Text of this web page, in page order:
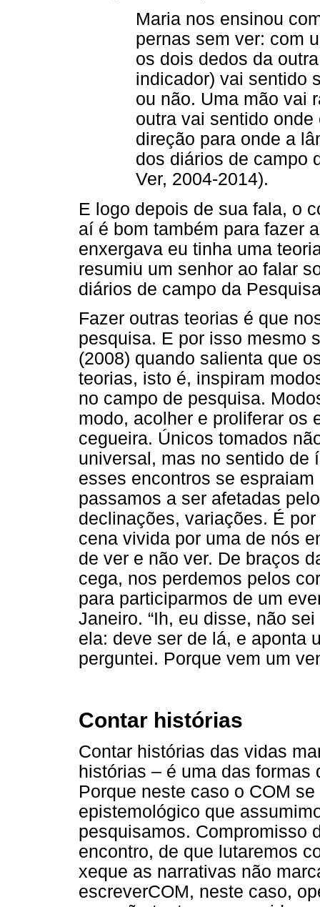
Maria nos ensinou
pernas sem ver: com
os dois dedos da
indicador) vai sentido
ou não. Uma mão vai
outra vai sentido
direção para onde a
dos diários de campo
Ver, 2004-2014).
E logo depois de sua fala, o
aí é bom também para fazer
enxergava eu tinha uma
resumiu um senhor ao falar
diários de campo da
Fazer outras teorias é que
pesquisa. E por isso mesmo
(2008) quando salienta que
teorias, isto é, inspiram
no campo de pesquisa.
modo, acolher e proliferar os
cegueira. Únicos tomados
universal, mas no sentido de
esses encontros se
passamos a ser afetadas
declinações, variações. É
cena vivida por uma de nós
de ver e não ver. De braços
cega, nos perdemos pelos
para participarmos de um
Janeiro. “Ih, eu disse, não
ela: deve ser de lá, e aponta
perguntei. Porque vem um
Contar histórias
Contar histórias das vidas
histórias – é uma das formas
Porque neste caso o COM
epistemológico que
pesquisamos. Compromisso
encontro, de que lutaremos
xeque as narrativas não
escreverCOM, neste caso,